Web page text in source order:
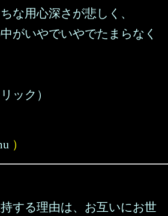
な用心深さが悲しく、
がいやでいやでたまらなく
ック）
）
する理由は、お互いにお世